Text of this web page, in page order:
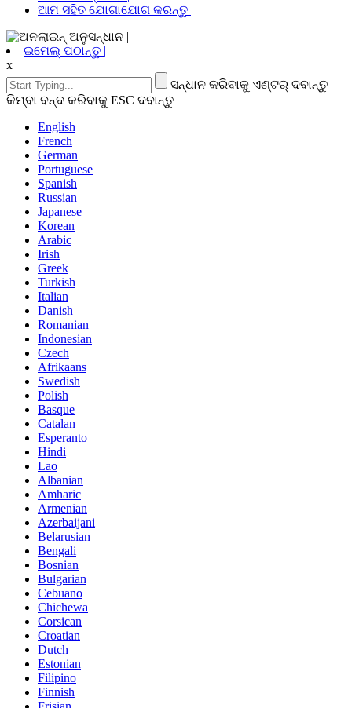
ଆମ ସହିତ ଯୋଗାଯୋଗ କରନ୍ତୁ |
ଇମେଲ୍ ପଠାନ୍ତୁ |
x
ସନ୍ଧାନ କରିବାକୁ ଏଣ୍ଟର୍ ଦବାନ୍ତୁ
କିମ୍ବା ବନ୍ଦ କରିବାକୁ ESC ଦବାନ୍ତୁ |
English
French
German
Portuguese
Spanish
Russian
Japanese
Korean
Arabic
Irish
Greek
Turkish
Italian
Danish
Romanian
Indonesian
Czech
Afrikaans
Swedish
Polish
Basque
Catalan
Esperanto
Hindi
Lao
Albanian
Amharic
Armenian
Azerbaijani
Belarusian
Bengali
Bosnian
Bulgarian
Cebuano
Chichewa
Corsican
Croatian
Dutch
Estonian
Filipino
Finnish